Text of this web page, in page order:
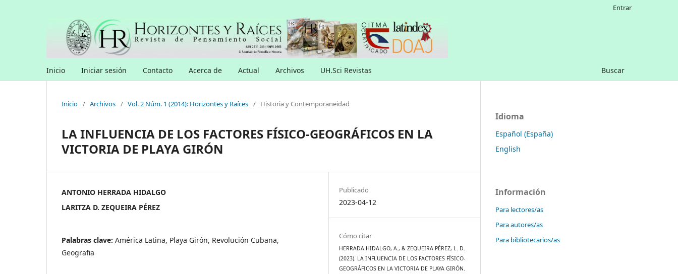
Inicio Iniciar sesión Contacto Acerca de Actual Archivos UH.Sci Revistas Buscar
Entrar
Inicio / Archivos / Vol. 2 Núm. 1 (2014): Horizontes y Raíces / Historia y Contemporaneidad
LA INFLUENCIA DE LOS FACTORES FÍSICO-GEOGRÁFICOS EN LA
VICTORIA DE PLAYA GIRÓN
ANTONIO HERRADA HIDALGO
LARITZA D. ZEQUEIRA PÉREZ
Palabras clave: América Latina, Playa Girón, Revolución Cubana,
Geografia
Publicado
2023-04-12
Cómo citar
HERRADA HIDALGO, A., & ZEQUEIRA PÉREZ, L. D.
(2023). LA INFLUENCIA DE LOS FACTORES FÍSICO-
GEOGRÁFICOS EN LA VICTORIA DE PLAYA GIRÓN.
Idioma
Español (España)
English
Información
Para lectores/as
Para autores/as
Para bibliotecarios/as